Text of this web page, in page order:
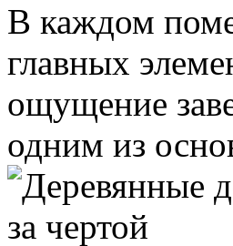
В каждом
главных
ощущение
одним из